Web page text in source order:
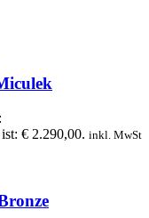
€ 2.290,00. inkl. MwSt